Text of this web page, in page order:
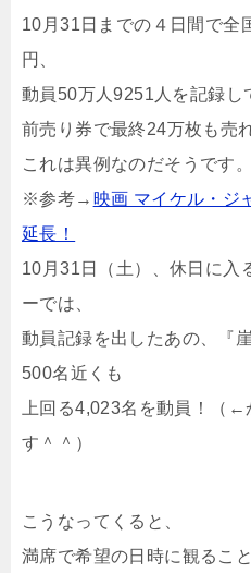
10月31日までの４日間で全
円、
動員50万人9251人を記録し
前売り券で最終24万枚も売
これは異例なのだそうです。
※参考→ 映画 マイケル・ジ
延長！
10月31日（土）、休日に入
ーでは、
動員記録を出したあの、『
500名近くも
上回る4,023名を動員！（
す＾＾）
こうなってくると、
満席で希望の日時に観るこ